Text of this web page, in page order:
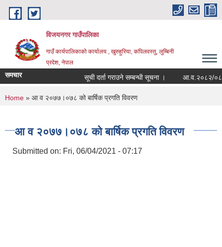
Skip to main content
विजयनगर गाउँपालिका
गाउँ कार्यपालिकाको कार्यालय , खुरुहुरिया, कपिलवस्तु, लुम्बिनी
प्रदेश, नेपाल
समचार सूची दर्ता गराउने सम्बन्धी सूचना । आ.व.२०८२/
You are here
Home » आ व २०७७।०७८ को बार्षिक प्रगति विवरण
आ व २०७७।०७८ को बार्षिक प्रगति विवरण
Submitted on: Fri, 06/04/2021 - 07:17